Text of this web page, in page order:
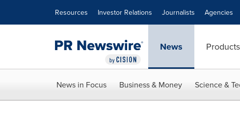
Resources Investor Relations Journalists Agencies
News Products
News in Focus Business & Money Science &